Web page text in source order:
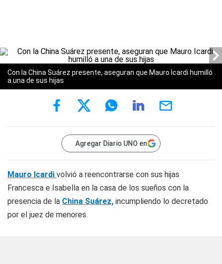
Con la China Suárez presente, aseguran que Mauro Icardi humilló
a una de sus hijas
Agregar Diario UNO en
Mauro Icardi volvió a reencontrarse con sus hijas
Francesca e Isabella en la casa de los sueños con la
presencia de la China Suárez, incumpliendo lo decretado
por el juez de menores.